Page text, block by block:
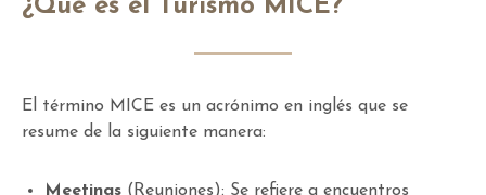
¿Qué es el Turismo MICE?
El término MICE es un acrónimo en inglés que se
resume de la siguiente manera:
Meetings(Reuniones): Se refiere a encuentros